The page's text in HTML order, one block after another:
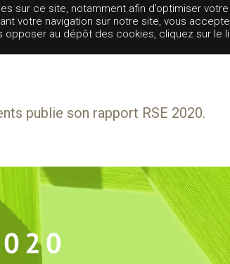
sur ce site, notamment afin d’optimiser
votre navigation sur notre site, vous
opposer au dépôt des cookies, cliquez sur le
publie son rapport RSE 2020.